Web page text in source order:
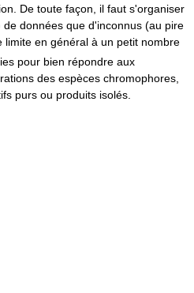
De toute façon, il faut s'organiser
données que d'inconnus (au pire
limite en général à un petit nombre
pour bien répondre aux
des espèces chromophores,
purs ou produits isolés.